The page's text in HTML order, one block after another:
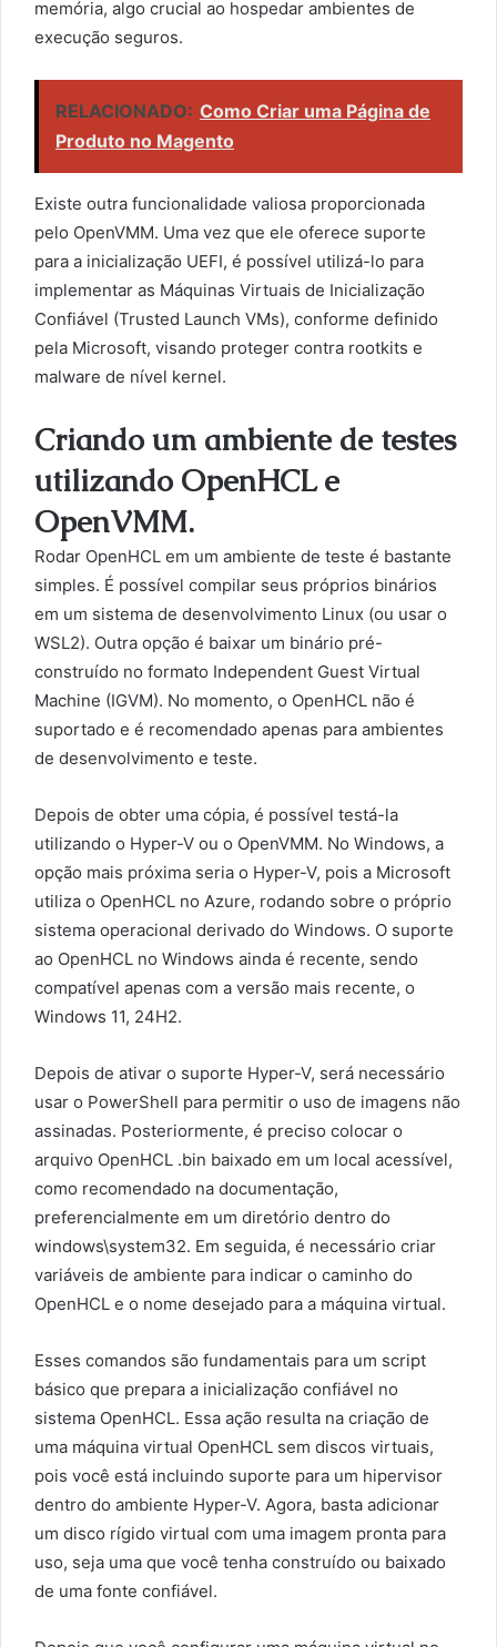
memória, algo crucial ao hospedar ambientes de
execução seguros.
RELACIONADO: Como Criar uma Página de
Produto no Magento
Existe outra funcionalidade valiosa proporcionada
pelo OpenVMM. Uma vez que ele oferece suporte
para a inicialização UEFI, é possível utilizá-lo para
implementar as Máquinas Virtuais de Inicialização
Confiável (Trusted Launch VMs), conforme definido
pela Microsoft, visando proteger contra rootkits e
malware de nível kernel.
Criando um ambiente de testes
utilizando OpenHCL e
OpenVMM.
Rodar OpenHCL em um ambiente de teste é bastante
simples. É possível compilar seus próprios binários
em um sistema de desenvolvimento Linux (ou usar o
WSL2). Outra opção é baixar um binário pré-
construído no formato Independent Guest Virtual
Machine (IGVM). No momento, o OpenHCL não é
suportado e é recomendado apenas para ambientes
de desenvolvimento e teste.
Depois de obter uma cópia, é possível testá-la
utilizando o Hyper-V ou o OpenVMM. No Windows, a
opção mais próxima seria o Hyper-V, pois a Microsoft
utiliza o OpenHCL no Azure, rodando sobre o próprio
sistema operacional derivado do Windows. O suporte
ao OpenHCL no Windows ainda é recente, sendo
compatível apenas com a versão mais recente, o
Windows 11, 24H2.
Depois de ativar o suporte Hyper-V, será necessário
usar o PowerShell para permitir o uso de imagens não
assinadas. Posteriormente, é preciso colocar o
arquivo OpenHCL .bin baixado em um local acessível,
como recomendado na documentação,
preferencialmente em um diretório dentro do
windows\system32. Em seguida, é necessário criar
variáveis de ambiente para indicar o caminho do
OpenHCL e o nome desejado para a máquina virtual.
Esses comandos são fundamentais para um script
básico que prepara a inicialização confiável no
sistema OpenHCL. Essa ação resulta na criação de
uma máquina virtual OpenHCL sem discos virtuais,
pois você está incluindo suporte para um hipervisor
dentro do ambiente Hyper-V. Agora, basta adicionar
um disco rígido virtual com uma imagem pronta para
uso, seja uma que você tenha construído ou baixado
de uma fonte confiável.